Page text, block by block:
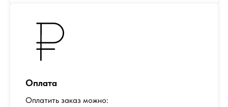
Оплата
Оплатить заказ можно: